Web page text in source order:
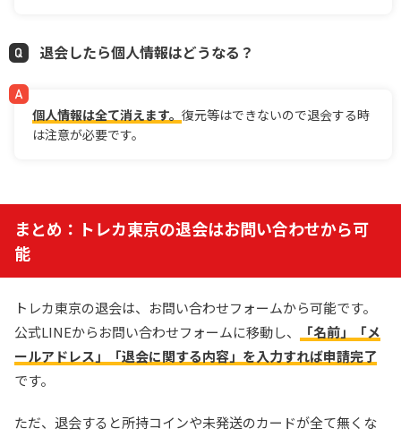
退会したら個人情報はどうなる？
個人情報は全て消えます。 復元等はできないので退会する時
は注意が必要です。
まとめ：トレカ東京の退会はお問い合わせから可
能
トレカ東京の退会は、お問い合わせフォームから可能です。
公式LINEからお問い合わせフォームに移動し、
「名前」「メ
ールアドレス」「退会に関する内容」を入力すれば申請完了
です。
ただ、退会すると所持コインや未発送のカードが全て無くな